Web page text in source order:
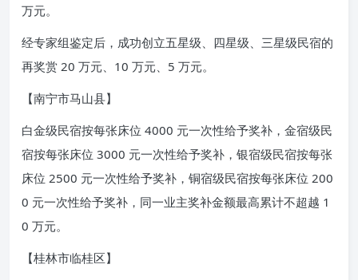
万元。
经专家组鉴定后，成功创立五星级、四星级、三星级民宿的
再奖赏 20 万元、10 万元、5 万元。
【南宁市马山县】
白金级民宿按每张床位 4000 元一次性给予奖补，金宿级民
宿按每张床位 3000 元一次性给予奖补，银宿级民宿按每张
床位 2500 元一次性给予奖补，铜宿级民宿按每张床位 200
0 元一次性给予奖补，同一业主奖补金额最高累计不超越 1
0 万元。
【桂林市临桂区】